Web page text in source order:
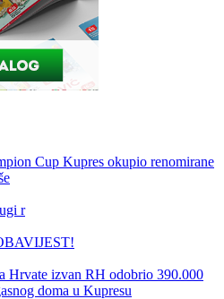
Cup Kupres okupio renomirane
r
Hrvate izvan RH odobrio 390.000
doma u Kupresu